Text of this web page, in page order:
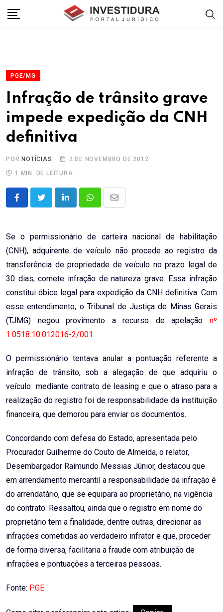
PGE/MG
Infração de trânsito grave
impede expedição da CNH
definitiva
POR NOTÍCIAS
2 DE NOVEMBRO DE 2012
1 MIN. DE LEITURA
LinkedInWhatsappShare
Email
Se o permissionário de carteira nacional de habilitação
(CNH), adquirente de veículo não procede ao registro da
transferência de propriedade de veículo no prazo legal de
30 dias, comete infração de natureza grave. Essa infração
constitui óbice legal para expedição da CNH definitiva. Com
esse entendimento, o Tribunal de Justiça de Minas Gerais
(TJMG) negou provimento a recurso de apelação nº
1.0518.10.012016-2/001.
O permissionário tentava anular a pontuação referente a
infração de trânsito, sob a alegação de que adquiriu o
veículo mediante contrato de leasing e que o atraso para a
realização do registro foi de responsabilidade da instituição
financeira, que demorou para enviar os documentos.
Concordando com defesa do Estado, apresentada pelo
Procurador Guilherme do Couto de Almeida, o relator,
Desembargador Raimundo Messias Júnior, destacou que
em arrendamento mercantil a responsabilidade da infração é
do arrendatário, que se equipara ao proprietário, na vigência
do contrato. Ressaltou, ainda que o registro em nome do
proprietário tem a finalidade, dentre outras, direcionar as
infrações cometidas ao verdadeiro infrator e que, proceder
de forma diversa, facilitaria a fraude com atribuição de
infrações e pontuações a terceiras pessoas.
Fonte: PGE